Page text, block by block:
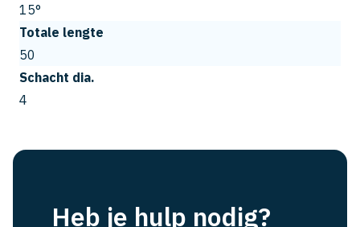
15°
Totale lengte
50
Schacht dia.
4
Heb je hulp nodig?